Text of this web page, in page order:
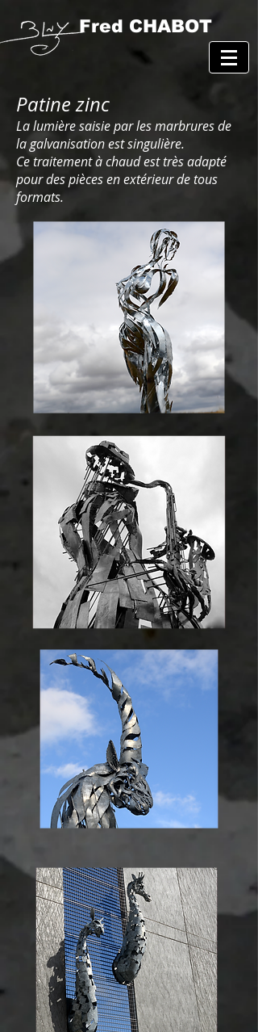
Fred CHABOT
Patine zinc
La lumière saisie par les marbrures de
la galvanisation est singulière.
Ce traitement à chaud est très adapté
pour des pièces en extérieur de tous
formats.